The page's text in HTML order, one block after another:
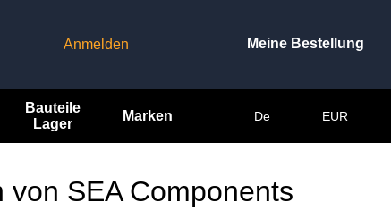
Anmelden Meine Bestellung
Bauteile
Lager
Marken De EUR
SEA Components